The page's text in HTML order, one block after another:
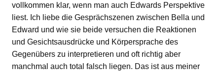
vollkommen klar, wenn man auch Edwards Perspektive
liest. Ich liebe die Gesprächszenen zwischen Bella und
Edward und wie sie beide versuchen die Reaktionen
und Gesichtsausdrücke und Körpersprache des
Gegenübers zu interpretieren und oft richtig aber
manchmal auch total falsch liegen. Das ist aus meiner